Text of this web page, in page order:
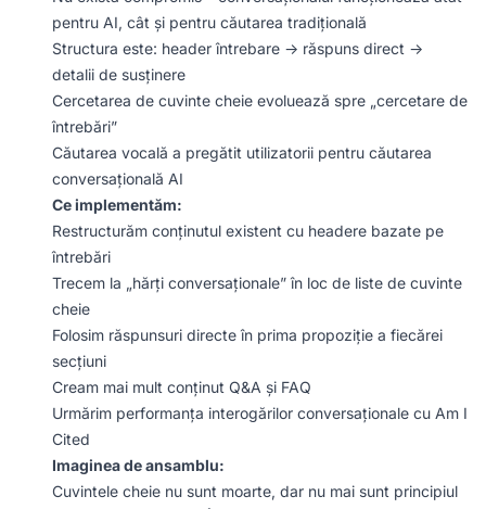
pentru AI, cât și pentru căutarea tradițională
Structura este: header întrebare -> răspuns direct ->
detalii de susținere
Cercetarea de cuvinte cheie evoluează spre „cercetare de
întrebări”
Căutarea vocală a pregătit utilizatorii pentru căutarea
conversațională AI
Ce implementăm:
Restructurăm conținutul existent cu headere bazate pe
întrebări
Trecem la „hărți conversaționale” în loc de liste de cuvinte
cheie
Folosim răspunsuri directe în prima propoziție a fiecărei
secțiuni
Cream mai mult conținut Q&A și FAQ
Urmărim performanța interogărilor conversaționale cu Am I
Cited
Imaginea de ansamblu:
Cuvintele cheie nu sunt moarte, dar nu mai sunt principiul